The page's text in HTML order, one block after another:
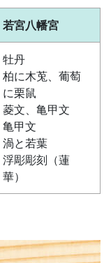
若宮八幡宮
牡丹
柏に木莵、葡萄
に栗鼠
菱文、亀甲文
亀甲文
渦と若葉
浮彫彫刻（蓮
華）